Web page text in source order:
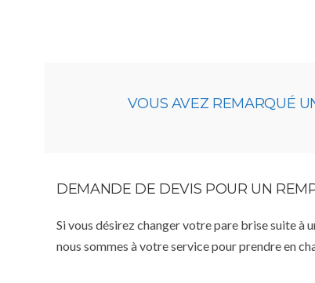
VOUS AVEZ REMARQUÉ
DEMANDE DE DEVIS POUR UN
Si vous désirez changer votre pare brise suite
nous sommes à votre service pour prendre en